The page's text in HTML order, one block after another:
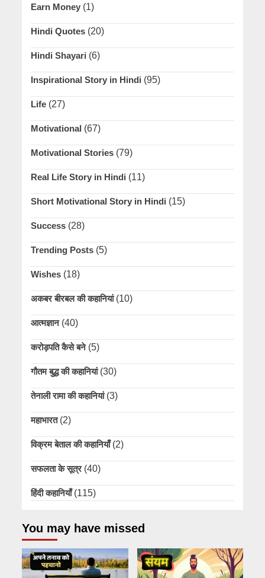
Earn Money (1)
Hindi Quotes (20)
Hindi Shayari (6)
Inspirational Story in Hindi (95)
Life (27)
Motivational (67)
Motivational Stories (79)
Real Life Story in Hindi (11)
Short Motivational Story in Hindi (15)
Success (28)
Trending Posts (5)
Wishes (18)
अकबर बीरबल की कहानियां(10)
आत्मज्ञान(40)
करोड़पति कैसे बने(5)
गौतम बुद्ध की कहानियां(30)
तेनाली रामा की कहानियां(3)
महाभारत(2)
विक्रम बेताल की कहानियाँ(2)
सफलता के सूत्र(40)
हिंदी कहानियाँ(115)
You may have missed